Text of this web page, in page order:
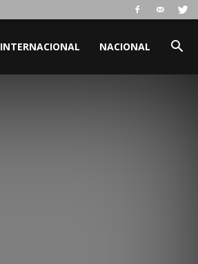
INTERNACIONAL NACIONAL